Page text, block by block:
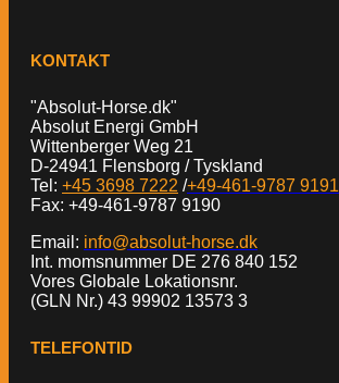
KONTAKT
"Absolut-Horse.dk"
Absolut Energi GmbH
Wittenberger Weg 21
D-24941 Flensborg / Tyskland
Tel: +45 3698 7222 /+49-461-9787 9191
Fax: +49-461-9787 9190
Email: info@absolut-horse.dk
Int. momsnummer DE 276 840 152
Vores Globale Lokationsnr.
(GLN Nr.) 43 99902 13573 3
TELEFONTID